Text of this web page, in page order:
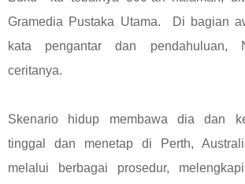
Gramedia Pustaka Utama. Di bagian
kata pengantar dan pendahuluan,
ceritanya.
Skenario hidup membawa dia dan
tinggal dan menetap di Perth,
melalui berbagai prosedur,